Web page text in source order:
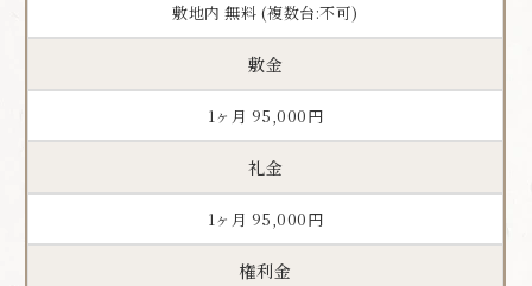
敷地内 無料 (複数台:不可)
敷金
1ヶ月 95,000円
礼金
1ヶ月 95,000円
権利金